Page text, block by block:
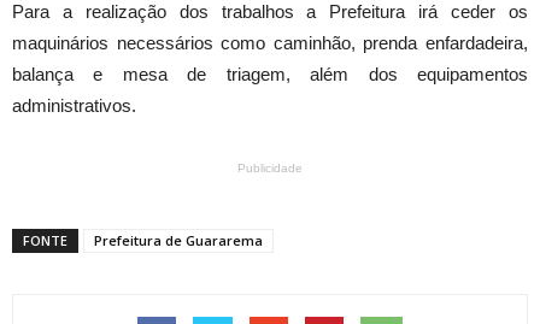
Para a realização dos trabalhos a Prefeitura irá ceder os
maquinários necessários como caminhão, prenda enfardadeira,
balança e mesa de triagem, além dos equipamentos
administrativos.
Publicidade
FONTE Prefeitura de Guararema